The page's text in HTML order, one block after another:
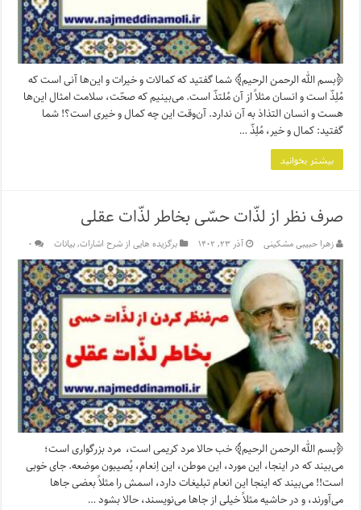
﴿بسم الله الرحمن الرحیم﴾ شما گفتید که کمالات و خیرات و این‌ها آنی است که
مُلِذّ است و انسان مثلاً از آن مُلتذّ است. می‌بینیم که صحّت، سلامت امثال این‌ها
هست و انسان‌ التذاذ به آن ندارد. آن‌وقت این چه کمال و خیری است؟! شما
گفتید: کمال و خیر، مُلِذّ …
بیشتر بخوانید
صرف نظر از لذّات حسّی بخاطر لذّات عقلی
زهرا حبیبی مشکینی آذر ۲۳, ۱۴۰۲ برگزیده هایی از شرح اشارات,بیانات ۰
﴿بسم الله الرحمن الرحیم﴾ خب حالا مرد کریمی است، مرد بزرگواری است؛
می‌بیند که در اینجا، این مورد، این موطن، این اِنعام، یُصیبون موضعه. جای خوبی
است!! می‌بیند که اینجا این انعام تبلیغات دارد، اسمش را مثلاً بعضی جاها
می‌آورند، و در حاشیه مثلاً خیلی از جاها می‌نویسند، حالا بشود …